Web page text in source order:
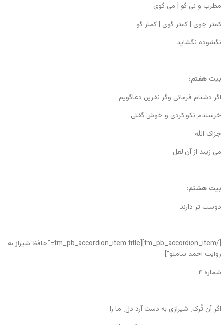
مطرب و نی گو | می گوی
کمتر جوی | کمتر گوی | کمتر گو
نگشوده نگشاید
بیت هفتم:
اگر دشنام فرمائی وگر نفرین دعاگویم
خرسندم نکو کردی و خوش گفتی
جزاک اللَه
می زیبد از آن لعل
بیت هشتم:
دوست تر دارند
[/tm_pb_accordion_item][tm_pb_accordion_item title=”حافظ شیراز به
روایت احمد شاملو”]
شماره ۴
اگر آن تُرک ِ شیرازی به دست آرد دل ِ ما را